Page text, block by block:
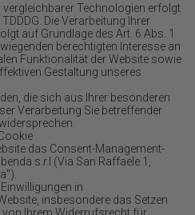
Technologien erfolgt
Die Verarbeitung Ihrer
auf Grundlage des Art. 6 Abs. 1
berechtigten Interesse an
Funktionalität der Website sowie
Gestaltung unseres
die sich aus Ihrer besonderen
Verarbeitung Sie betreffender
das Consent-Management-
s.r.l (Via San Raffaele 1,
in
insbesondere das Setzen
Ihrem Widerrufsrecht für